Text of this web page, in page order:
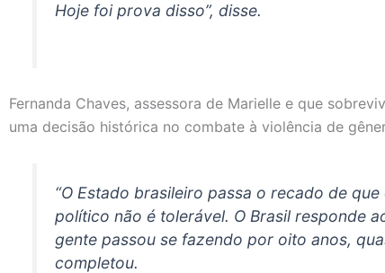
Hoje foi prova disso”, disse.
Fernanda Chaves, assessora de Marielle e que
uma decisão histórica no combate à violência de
“O Estado brasileiro passa o recado de
político não é tolerável. O Brasil responde
gente passou se fazendo por oito anos,
completou.